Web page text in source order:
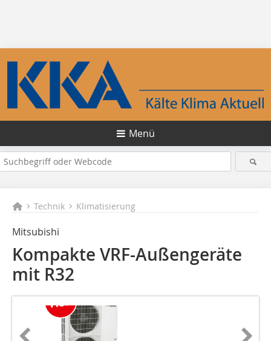
Menü
Technik Klimatisierung
Mitsubishi
Kompakte VRF-Außengeräte
mit R32